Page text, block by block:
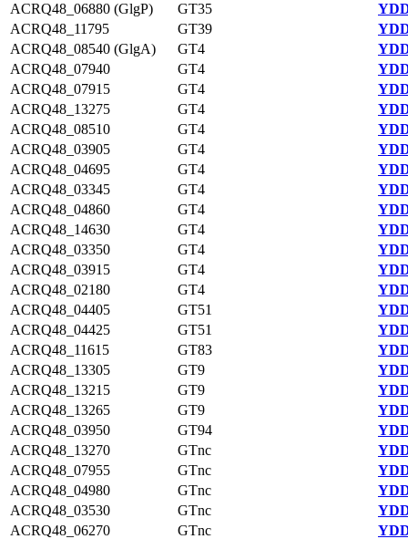
ACRQ48_06880 (GlgP)
GT35
ACRQ48_11795
GT39
ACRQ48_08540 (GlgA)
GT4
ACRQ48_07940
GT4
ACRQ48_07915
GT4
ACRQ48_13275
GT4
ACRQ48_08510
GT4
ACRQ48_03905
GT4
ACRQ48_04695
GT4
ACRQ48_03345
GT4
ACRQ48_04860
GT4
ACRQ48_14630
GT4
ACRQ48_03350
GT4
ACRQ48_03915
GT4
ACRQ48_02180
GT4
ACRQ48_04405
GT51
ACRQ48_04425
GT51
ACRQ48_11615
GT83
ACRQ48_13305
GT9
ACRQ48_13215
GT9
ACRQ48_13265
GT9
ACRQ48_03950
GT94
ACRQ48_13270
GTnc
ACRQ48_07955
GTnc
ACRQ48_04980
GTnc
ACRQ48_03530
GTnc
ACRQ48_06270
GTnc